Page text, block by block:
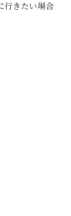
行きたい場合